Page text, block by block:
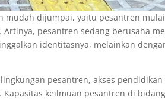
mudah dijumpai, yaitu pesantren
pesantren sedang berusaha
identitasnya, melainkan
pesantren, akses
keilmuan pesantren di